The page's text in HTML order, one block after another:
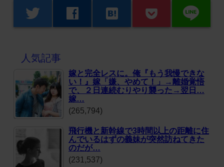
twitter facebook hatenabookmark line
人気記事
嫁と完全レスに。俺『もう我慢できな
い！』嫁「嫌、やめて！」→離婚覚悟
で、２日連続むりやり襲った→翌日…
嫁…
(265,794)
飛行機と新幹線で3時間以上の距離に住
んでいるはずの義妹が突然訪ねてきた
のだが…
(231,537)